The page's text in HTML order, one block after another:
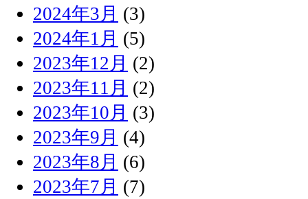
2024年3月 (3)
2024年1月 (5)
2023年12月 (2)
2023年11月 (2)
2023年10月 (3)
2023年9月 (4)
2023年8月 (6)
2023年7月 (7)